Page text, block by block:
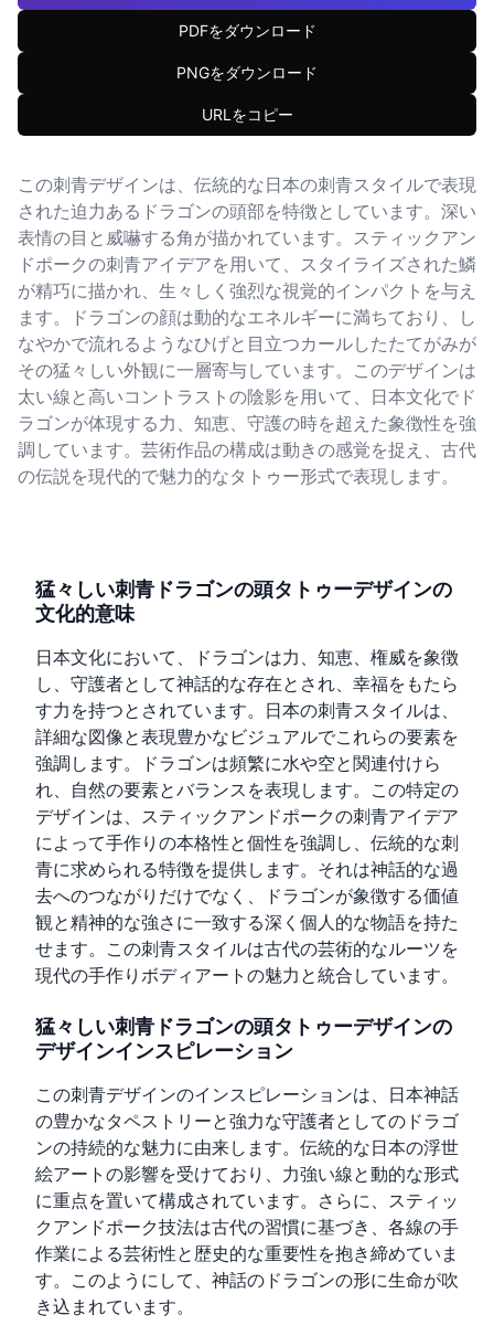
PDFをダウンロード
PNGをダウンロード
URLをコピー
この刺青デザインは、伝統的な日本の刺青スタイルで表現
された迫力あるドラゴンの頭部を特徴としています。深い
表情の目と威嚇する角が描かれています。スティックアン
ドポークの刺青アイデアを用いて、スタイライズされた鱗
が精巧に描かれ、生々しく強烈な視覚的インパクトを与え
ます。ドラゴンの顔は動的なエネルギーに満ちており、し
なやかで流れるようなひげと目立つカールしたたてがみが
その猛々しい外観に一層寄与しています。このデザインは
太い線と高いコントラストの陰影を用いて、日本文化でド
ラゴンが体現する力、知恵、守護の時を超えた象徴性を強
調しています。芸術作品の構成は動きの感覚を捉え、古代
の伝説を現代的で魅力的なタトゥー形式で表現します。
猛々しい刺青ドラゴンの頭タトゥーデザインの
文化的意味
日本文化において、ドラゴンは力、知恵、権威を象徴
し、守護者として神話的な存在とされ、幸福をもたら
す力を持つとされています。日本の刺青スタイルは、
詳細な図像と表現豊かなビジュアルでこれらの要素を
強調します。ドラゴンは頻繁に水や空と関連付けら
れ、自然の要素とバランスを表現します。この特定の
デザインは、スティックアンドポークの刺青アイデア
によって手作りの本格性と個性を強調し、伝統的な刺
青に求められる特徴を提供します。それは神話的な過
去へのつながりだけでなく、ドラゴンが象徴する価値
観と精神的な強さに一致する深く個人的な物語を持た
せます。この刺青スタイルは古代の芸術的なルーツを
現代の手作りボディアートの魅力と統合しています。
猛々しい刺青ドラゴンの頭タトゥーデザインの
デザインインスピレーション
この刺青デザインのインスピレーションは、日本神話
の豊かなタペストリーと強力な守護者としてのドラゴ
ンの持続的な魅力に由来します。伝統的な日本の浮世
絵アートの影響を受けており、力強い線と動的な形式
に重点を置いて構成されています。さらに、スティッ
クアンドポーク技法は古代の習慣に基づき、各線の手
作業による芸術性と歴史的な重要性を抱き締めていま
す。このようにして、神話のドラゴンの形に生命が吹
き込まれています。